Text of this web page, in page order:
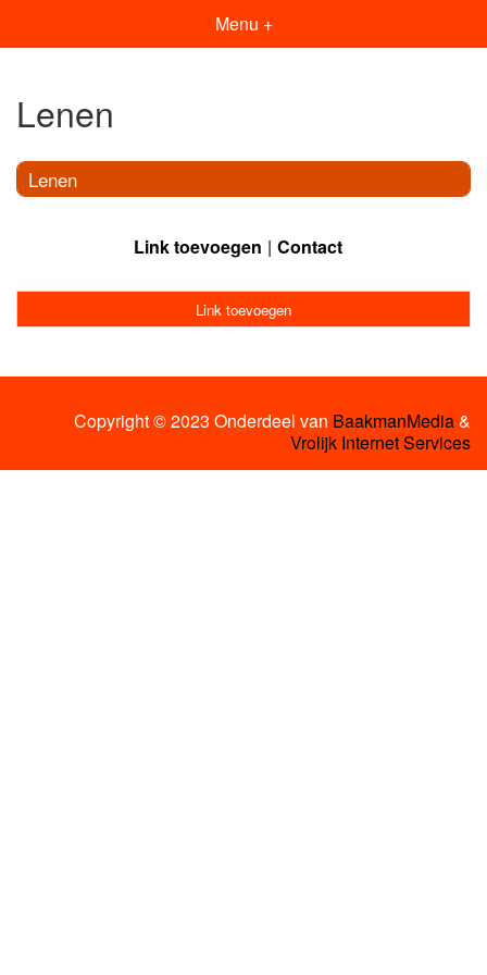
Menu +
Lenen
Lenen
Link toevoegen Contact
Link toevoegen
Copyright © 2023 Onderdeel van BaakmanMedia&
Vrolijk Internet Services